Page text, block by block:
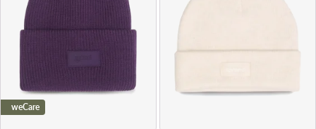
weCare